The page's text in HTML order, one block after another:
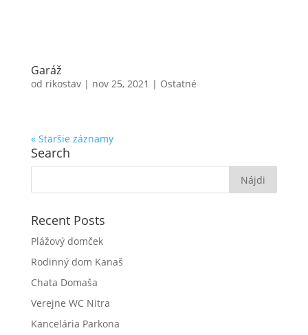
Garáž
od rikostav| nov 25, 2021 | Ostatné
« Staršie záznamy
Search
Recent Posts
Plážový domček
Rodinný dom Kanaš
Chata Domaša
Verejne WC Nitra
Kancelária Parkona